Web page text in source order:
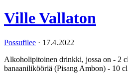
Ville Vallaton
Possufilee · 17.4.2022
Alkoholipitoinen drinkki, jossa on - 2
banaanilikööriä (Pisang Ambon) - 10